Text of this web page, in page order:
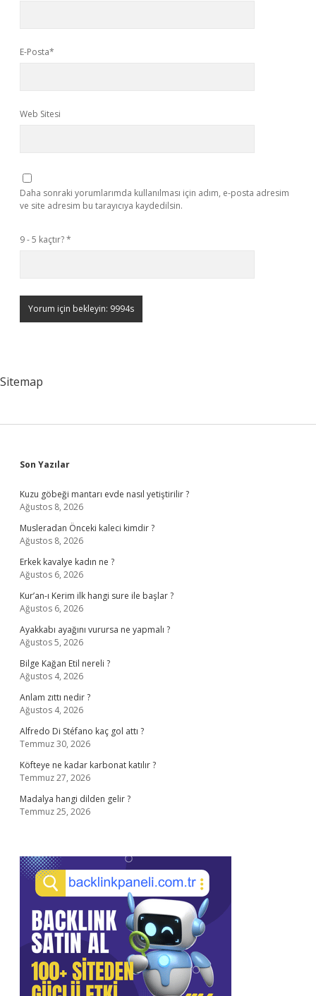
E-Posta*
Web Sitesi
Daha sonraki yorumlarımda kullanılması için adım, e-posta adresim
ve site adresim bu tarayıcıya kaydedilsin.
9 - 5 kaçtır?*
Sitemap
Sidebar
Son Yazılar
Kuzu göbeği mantarı evde nasıl yetiştirilir ?
Ağustos 8, 2026
Musleradan Önceki kaleci kimdir ?
Ağustos 8, 2026
Erkek kavalye kadın ne ?
Ağustos 6, 2026
Kur’an-ı Kerim ilk hangi sure ile başlar ?
Ağustos 6, 2026
Ayakkabı ayağını vurursa ne yapmalı ?
Ağustos 5, 2026
Bilge Kağan Etil nereli ?
Ağustos 4, 2026
Anlam zıttı nedir ?
Ağustos 4, 2026
Alfredo Di Stéfano kaç gol attı ?
Temmuz 30, 2026
Köfteye ne kadar karbonat katılır ?
Temmuz 27, 2026
Madalya hangi dilden gelir ?
Temmuz 25, 2026